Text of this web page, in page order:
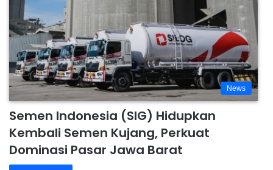
News
Semen Indonesia (SIG) Hidupkan
Kembali Semen Kujang, Perkuat
Dominasi Pasar Jawa Barat